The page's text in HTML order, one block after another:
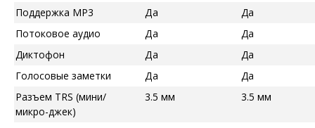
Поддержка MP3 Да
Да
Потоковое аудио
Да
Да
Диктофон
Да
Да
Голосовые заметки
Да
Да
Разъем TRS (мини/
микро-джек)
3.5 мм 3.5 мм